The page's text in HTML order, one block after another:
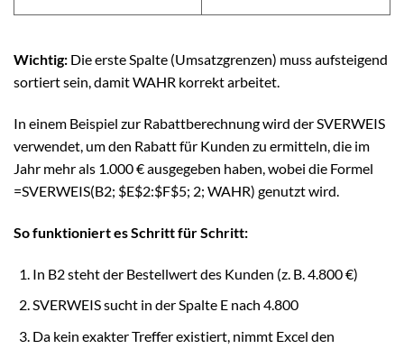
Wichtig: Die erste Spalte (Umsatzgrenzen) muss aufsteigend
sortiert sein, damit WAHR korrekt arbeitet.
In einem Beispiel zur Rabattberechnung wird der SVERWEIS
verwendet, um den Rabatt für Kunden zu ermitteln, die im
Jahr mehr als 1.000 € ausgegeben haben, wobei die Formel
=SVERWEIS(B2; $E$2:$F$5; 2; WAHR) genutzt wird.
So funktioniert es Schritt für Schritt:
In B2 steht der Bestellwert des Kunden (z. B. 4.800 €)
SVERWEIS sucht in der Spalte E nach 4.800
Da kein exakter Treffer existiert, nimmt Excel den